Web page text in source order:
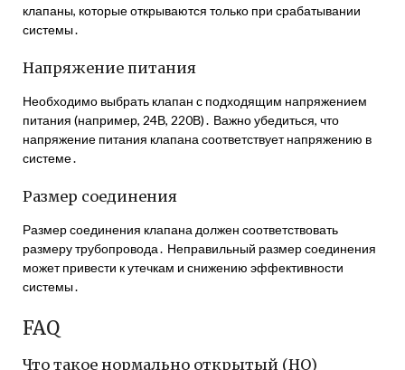
клапаны, которые открываются только при срабатывании
системы․
Напряжение питания
Необходимо выбрать клапан с подходящим напряжением
питания (например, 24В, 220В)․ Важно убедиться, что
напряжение питания клапана соответствует напряжению в
системе․
Размер соединения
Размер соединения клапана должен соответствовать
размеру трубопровода․ Неправильный размер соединения
может привести к утечкам и снижению эффективности
системы․
FAQ
Что такое нормально открытый (НО)